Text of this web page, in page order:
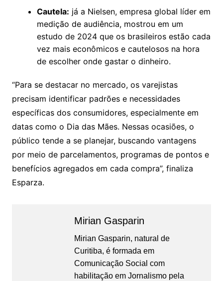
Cautela: já a Nielsen, empresa global líder em
medição de audiência, mostrou em um
estudo de 2024 que os brasileiros estão cada
vez mais econômicos e cautelosos na hora
de escolher onde gastar o dinheiro.
“Para se destacar no mercado, os varejistas
precisam identificar padrões e necessidades
específicas dos consumidores, especialmente em
datas como o Dia das Mães. Nessas ocasiões, o
público tende a se planejar, buscando vantagens
por meio de parcelamentos, programas de pontos e
benefícios agregados em cada compra”, finaliza
Esparza.
Mirian Gasparin
Mirian Gasparin, natural de
Curitiba, é formada em
Comunicação Social com
habilitação em Jornalismo pela